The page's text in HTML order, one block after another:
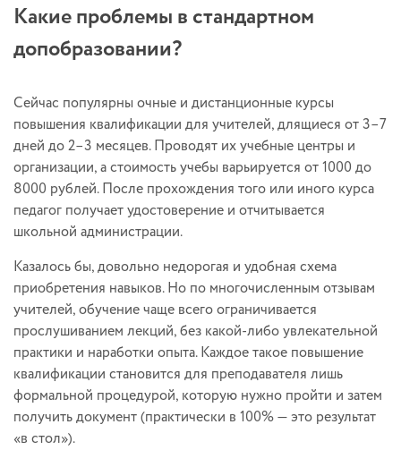
Какие проблемы в стандартном
допобразовании?
Сейчас популярны очные и дистанционные курсы
повышения квалификации для учителей, длящиеся от 3–7
дней до 2–3 месяцев. Проводят их учебные центры и
организации, а стоимость учебы варьируется от 1000 до
8000 рублей. После прохождения того или иного курса
педагог получает удостоверение и отчитывается
школьной администрации.
Казалось бы, довольно недорогая и удобная схема
приобретения навыков. Но по многочисленным отзывам
учителей, обучение чаще всего ограничивается
прослушиванием лекций, без какой-либо увлекательной
практики и наработки опыта. Каждое такое повышение
квалификации становится для преподавателя лишь
формальной процедурой, которую нужно пройти и затем
получить документ (практически в 100% — это результат
«в стол»).